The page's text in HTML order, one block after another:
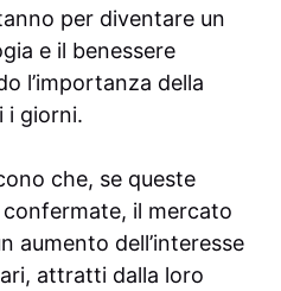
per diventare un
e il benessere
l’importanza della
i giorni.
che, se queste
il mercato
aumento dell’interesse
attratti dalla loro